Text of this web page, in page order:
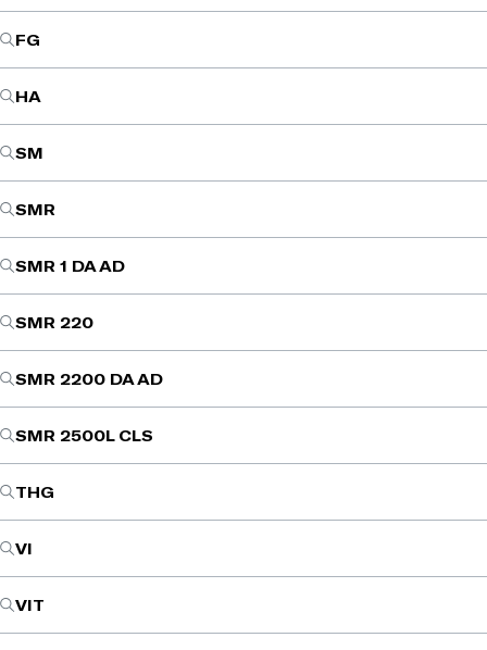
FG
HA
SM
SMR
SMR 1 DA AD
SMR 220
SMR 2200 DA AD
SMR 2500L CLS
THG
VI
VIT